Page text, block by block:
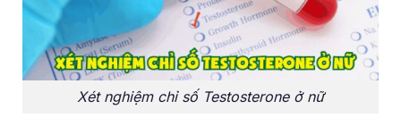
Xét nghiệm chỉ số Testosterone ở nữ